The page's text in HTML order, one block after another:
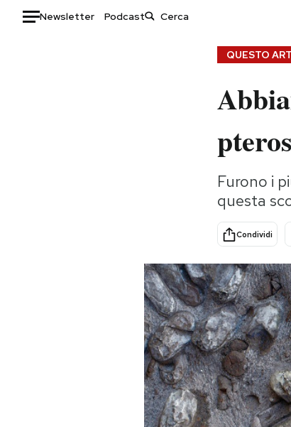
Newsletter Podcast
Consumismi
Storie/Idee
Ok Boomer!
Altrecose
Mondiali calcio 2026
QUESTO
Furono i
questa
Condividi